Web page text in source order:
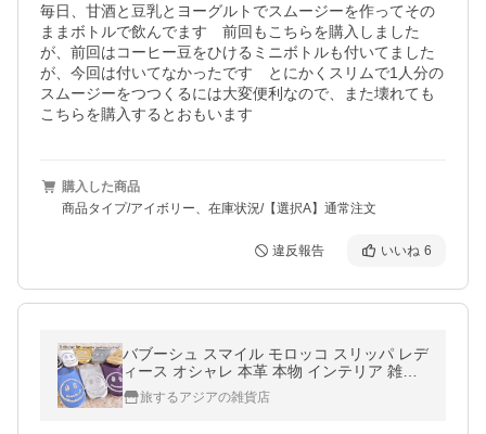
毎日、甘酒と豆乳とヨーグルトでスムージーを作ってその
ままボトルで飲んでます　前回もこちらを購入しました
が、前回はコーヒー豆をひけるミニボトルも付いてました
が、今回は付いてなかったです　とにかくスリムで1人分の
スムージーをつつくるには大変便利なので、また壊れても
こちらを購入するとおもいます
購入した商品
商品タイプ/アイボリー、在庫状況/【選択A】通常注文
違反報告 いいね 6
バブーシュ スマイル モロッコ スリッパ レデ
ィース オシャレ 本革 本物 インテリア 雑貨
アジア ニコちゃん ルームシューズ かわいい
旅するアジアの雑貨店